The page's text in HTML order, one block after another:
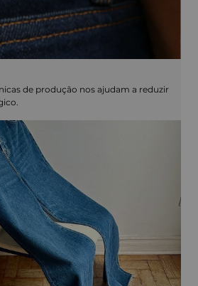
de produção nos ajudam a reduzir